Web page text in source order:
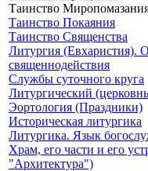
Таинство
Таинство Покаяния
Таинство Священства
Литургия (Евхаристия).
священнодействия
Службы суточного круга
Литургический
Эортология (Праздники)
Историческая литургика
Литургика. Язык
Храм, его части и его
"Архитектура")